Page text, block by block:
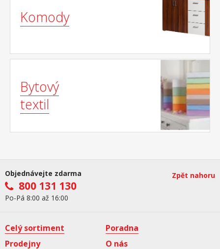
Komody
Bytový
textil
Objednávejte zdarma
800 131 130
Po-Pá 8:00 až 16:00
Zpět nahoru
Celý sortiment
Poradna
Prodejny
O nás